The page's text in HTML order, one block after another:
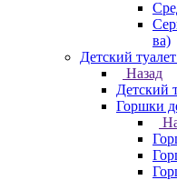
ва)
Детский туалет
Назад
Детский
Горшки